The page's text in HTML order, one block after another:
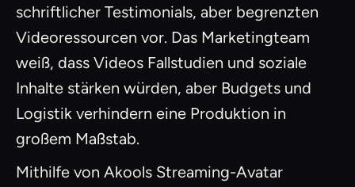
schriftlicher Testimonials, aber begrenzten
Videoressourcen vor. Das Marketingteam
weiß, dass Videos Fallstudien und soziale
Inhalte stärken würden, aber Budgets und
Logistik verhindern eine Produktion in
großem Maßstab.
Mithilfe von Akools Streaming-Avatar